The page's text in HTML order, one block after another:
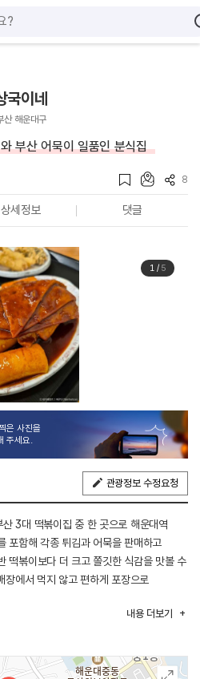
국이네
산 해운대구
부산 어묵이 일품인 분식집
8
상세정보 댓글
1/ 5
은 사진을
주세요.
관광정보 수정요청
3대 떡볶이집 중 한 곳으로 해운대역
포함해 각종 튀김과 어묵을 판매하고
떡볶이보다 더 크고 쫄깃한 식감을 맛볼 수
에서 먹지 않고 편하게 포장으로
내용 더보기